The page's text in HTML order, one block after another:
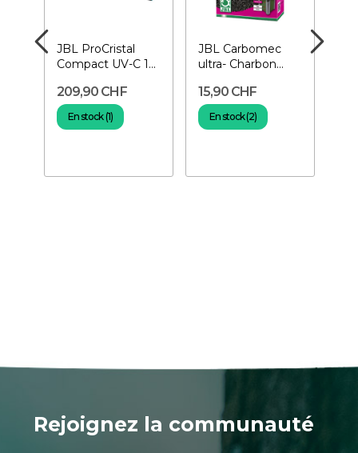
JBL ProCristal
Compact UV-C 18
UV
209,90 CHF
En stock (1)
JBL Carbomec
ultra- Charbon
15,90 CHF
En stock (2)
Rejoignez la communauté